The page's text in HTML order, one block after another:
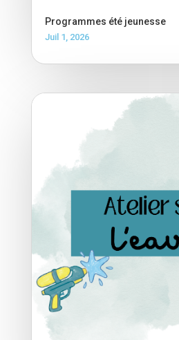
Programmes été jeunesse
Juil 1, 2026